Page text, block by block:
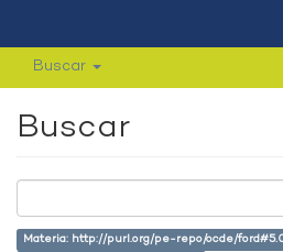
Buscar
Buscar
Materia: http://purl.org/pe-repo/ocde/